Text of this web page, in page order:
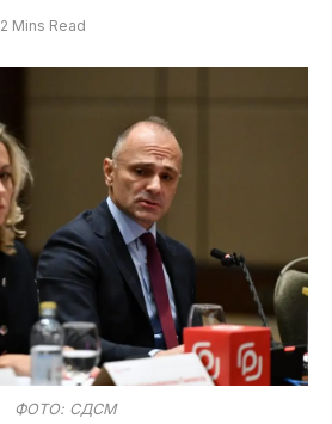
2 Mins Read
ФОТО: СДСМ